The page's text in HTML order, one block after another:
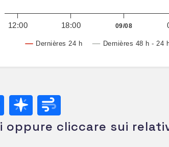
Dernières 24 h Dernières 48 h - 24
12:00 18:00 09/08
oppure cliccare sui